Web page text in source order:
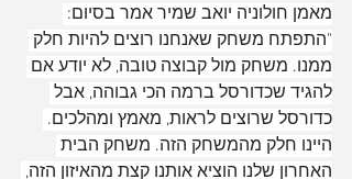
מאמן חולוניה יואב שמיר אמר בסיום:
"התפתח משחק שאנחנו רוצים להיות חלק
ממנו. משחק מול קבוצה טובה, לא יודע אם
להגיד שכדורסל ברמה הכי גבוהה, אבל
כדורסל שרוצים לראות, מאמץ ומהלכים.
היינו חלק מהמשחק הזה. משחק הבית
האחרון שלנו הוציא אותנו קצת מהאיזון הזה,